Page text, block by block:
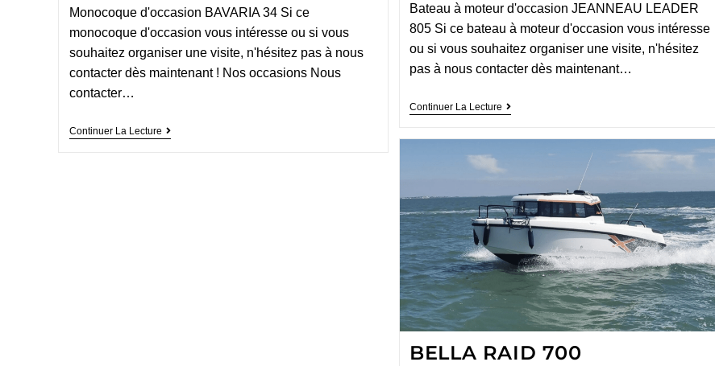
Monocoque d'occasion BAVARIA 34 Si ce
monocoque d'occasion vous intéresse ou si vous
souhaitez organiser une visite, n'hésitez pas à nous
contacter dès maintenant ! Nos occasions Nous
contacter…
Continuer La Lecture
Bateau à moteur d'occasion JEANNEAU LEADER
805 Si ce bateau à moteur d'occasion vous intéresse
ou si vous souhaitez organiser une visite, n'hésitez
pas à nous contacter dès maintenant…
Continuer La Lecture
BELLA RAID 700